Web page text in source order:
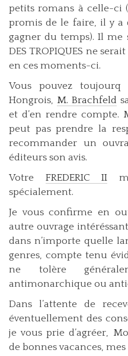
petits romans à celle-ci
promis de le faire, il y a
gagner du temps). Il me
DES TROPIQUES ne
en ces moments-ci.
Vous pouvez toujourq
Hongrois, M. Brachfeld
et d’en rendre compte.
peut pas prendre la
recommander un
éditeurs son avis.
Votre FREDERIC II
spécialement.
Je vous confirme en
autre ouvrage
dans n’importe quelle
genres, compte tenu
ne tolère
antimonarchique ou
Dans l’attente de
éventuellement des
je vous prie d’agréer,
de bonnes vacances,